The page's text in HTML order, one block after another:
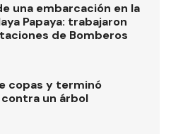
una embarcación en la
Papaya: trabajaron
de Bomberos
copas y terminó
un árbol